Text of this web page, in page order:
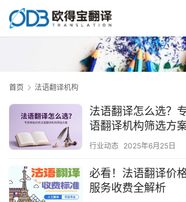
首页 法语翻译机构
法语翻译怎么选？
语翻译机构筛选方
行业动态 2025年6月25日
必看！法语翻译价
服务收费全解析